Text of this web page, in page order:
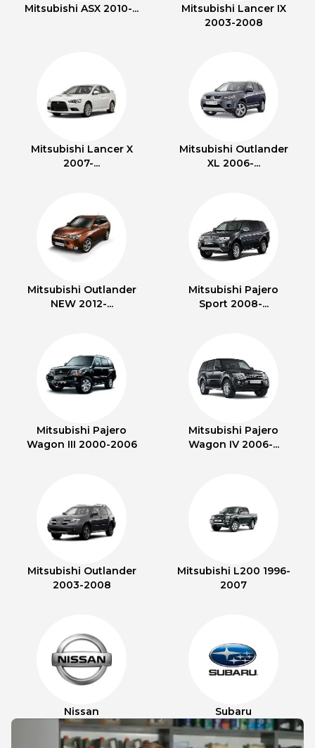
Mitsubishi ASX 2010-...
Mitsubishi Lancer IX
2003-2008
Mitsubishi Lancer X
2007-...
Mitsubishi Outlander
XL 2006-...
Mitsubishi Outlander
NEW 2012-...
Mitsubishi Pajero
Sport 2008-...
Mitsubishi Pajero
Wagon III 2000-2006
Mitsubishi Pajero
Wagon IV 2006-...
Mitsubishi Outlander
2003-2008
Mitsubishi L200 1996-
2007
Nissan Subaru